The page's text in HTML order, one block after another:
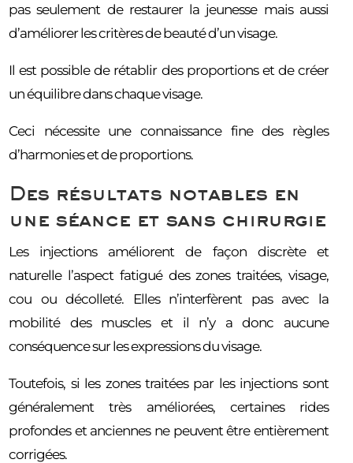
pas seulement de restaurer la jeunesse mais aussi
d’améliorer les critères de beauté d’un visage.
Il est possible de rétablir des proportions et de créer
un équilibre dans chaque visage.
Ceci nécessite une connaissance fine des règles
d’harmonies et de proportions.
Des résultats notables en
une séance et sans chirurgie
Les injections améliorent de façon discrète et
naturelle l’aspect fatigué des zones traitées, visage,
cou ou décolleté. Elles n’interfèrent pas avec la
mobilité des muscles et il n’y a donc aucune
conséquence sur les expressions du visage.
Toutefois, si les zones traitées par les injections sont
généralement très améliorées, certaines rides
profondes et anciennes ne peuvent être entièrement
corrigées.